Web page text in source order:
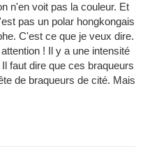
n'en voit pas la couleur. Et
pas un polar hongkongais
C'est ce que je veux dire.
! Il y a une intensité
faut dire que ces braqueurs
de braqueurs de cité. Mais